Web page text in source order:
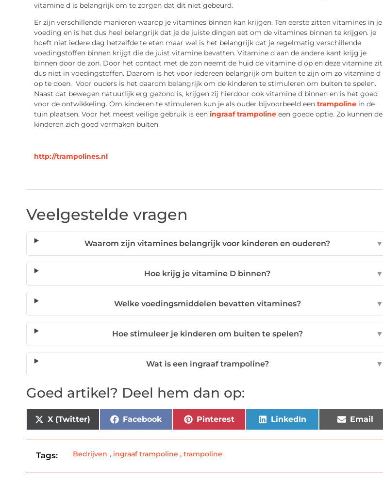
vitamine d is belangrijk om te zorgen dat dit niet gebeurd.
Er zijn verschillende manieren waarop je vitamines binnen kan krijgen. Ten eerste zitten vitamines in je
voeding en is het dus heel belangrijk dat je de juiste dingen eet om de vitamines binnen te krijgen. je
hoeft niet iedere dag hetzelfde te eten maar wel is het belangrijk dat je regelmatig verschillende
voedingstoffen binnen krijgt die de juist vitamine bevatten. Vitamine d aan de andere kant krijg je
binnen door de zon. Door het contact met de zon neemt de huid de vitamine d op en deze vitamine zit
dus niet in voedingstoffen. Daarom is het voor iedereen belangrijk om buiten te zijn om zo vitamine d
op te doen. Voor ouders is het daarom belangrijk om de kinderen te stimuleren om buiten te spelen.
Naast dat bewegen natuurlijk erg gezond is, krijgen zij hierdoor ook vitamine d binnen en is het goed
voor de ontwikkeling. Om kinderen te stimuleren kun je als ouder bijvoorbeeld een trampolinein de
tuin plaatsen. Voor het meest veilige gebruik is een ingraaf trampolineeen goede optie. Zo kunnen de
kinderen zich goed vermaken buiten.
http://trampolines.nl
Veelgestelde vragen
Waarom zijn vitamines belangrijk voor kinderen en ouderen? ▼
Hoe krijg je vitamine D binnen? ▼
Welke voedingsmiddelen bevatten vitamines? ▼
Hoe stimuleer je kinderen om buiten te spelen? ▼
Wat is een ingraaf trampoline? ▼
Goed artikel? Deel hem dan op:
X (Twitter) Facebook Pinterest LinkedIn Email
Tags: Bedrijven , ingraaf trampoline ,trampoline